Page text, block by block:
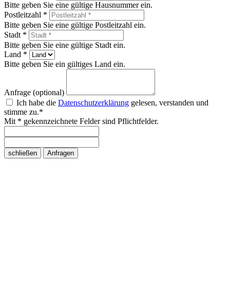
Bitte geben Sie eine gültige Hausnummer ein.
Postleitzahl *
Bitte geben Sie eine gültige Postleitzahl ein.
Stadt *
Bitte geben Sie eine gültige Stadt ein.
Land *
Bitte geben Sie ein gültiges Land ein.
Anfrage (optional)
Ich habe die Datenschutzerklärung gelesen, verstanden und
stimme zu.*
Mit * gekennzeichnete Felder sind Pflichtfelder.
schließen Anfragen